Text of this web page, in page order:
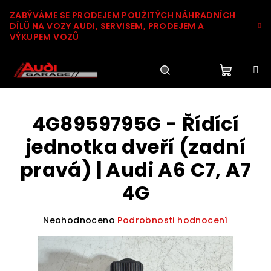
na
obsah
ZABÝVÁME SE PRODEJEM POUŽITÝCH NÁHRADNÍCH
DÍLŮ NA VOZY AUDI, SERVISEM, PRODEJEM A
VÝKUPEM VOZŮ
HledatPřihlášení
košík
4G8959795G - Řídící
jednotka dveří (zadní
pravá) | Audi A6 C7, A7
4G
Průměrné
produktu
Neohodnoceno Podrobnosti hodnocení